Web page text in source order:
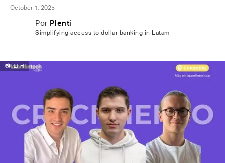
October 1, 2025
Por Plenti
Simplifying access to dollar banking in Latam
📷 LFH